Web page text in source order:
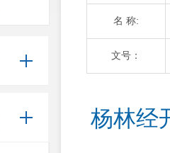
名 称:
文号：
杨林经